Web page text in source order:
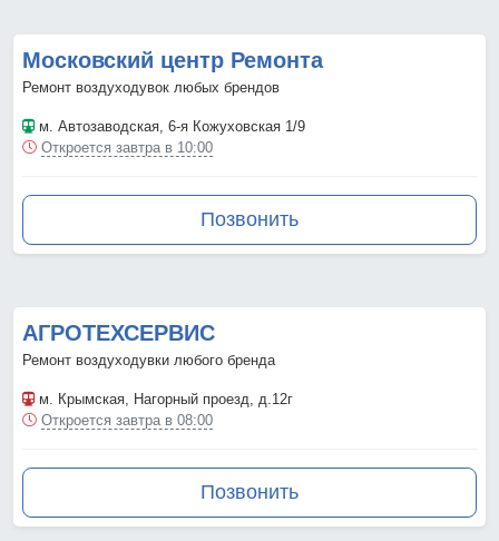
Московский центр Ремонта
Ремонт воздуходувок любых брендов
м. Автозаводская, 6-я Кожуховская 1/9
Откроется завтра в 10:00
Позвонить
АГРОТЕХСЕРВИС
Ремонт воздуходувки любого бренда
м. Крымская, Нагорный проезд, д.12г
Откроется завтра в 08:00
Позвонить